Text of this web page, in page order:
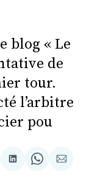
blog « Le
de
tour.
l’arbitre
pou
Partager
SharePartager